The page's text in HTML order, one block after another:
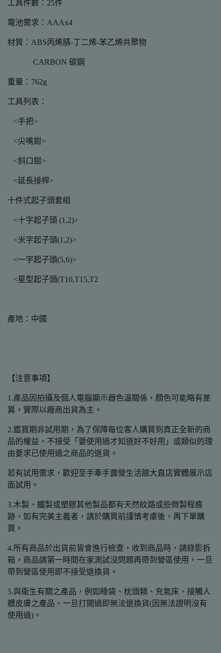
工具件數：25件
電池需求：AAAx4
材質：ABS丙烯腈-丁二烯-苯乙烯共聚物
CARBON 碳鋼
重量：762g
工具列表：
<手把>
<尖嘴鉗>
<斜口鉗>
<延長接桿>
十件式起子頭套組
<十字起子頭 (1,2)>
<米字起子頭(1,2)>
<一字起子頭(5,6)>
<星型起子頭(T10,T15,T2
產地：中國
【注意事項】
1.產品因拍攝及個人電腦顯示器色溫關係，顏色可能略有差
異，實際以廠商出貨為主。
2.鑑賞期非試用期，為了保障每位客人購買到真正全新的商
品的權益，不接受「要使用過才知道好不好用」或類似的理
由要求已使用過之商品的退貨。
若有試用需求，歡迎至手牽手露營生活館大直店實體展示店
面試用。
3.木製、鐵製或塑膠其他製品都有天然紋路或些微製程痕
跡，如有完美主義者，請於購買前謹慎考慮後，再下單購
買。
4.所有商品於出貨前皆會進行檢查，收到商品時，請錄影拆
箱，商品請第一時間在家測試沒問題再帶到營區使用，一旦
帶到營區使用即不接受退換貨。
5.與衛生有關之產品，例如睡袋、枕頭類、充氣床、接觸人
體皮膚之產品，一旦打開過即無法退換貨(因無法證明沒有
使用過)。